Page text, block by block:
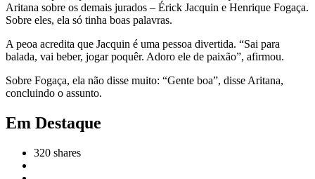
Aritana sobre os demais jurados – Érick Jacquin e Henrique Fogaça.
Sobre eles, ela só tinha boas palavras.
A peoa acredita que Jacquin é uma pessoa divertida. “Sai para
balada, vai beber, jogar poquêr. Adoro ele de paixão”, afirmou.
Sobre Fogaça, ela não disse muito: “Gente boa”, disse Aritana,
concluindo o assunto.
Em Destaque
320 shares